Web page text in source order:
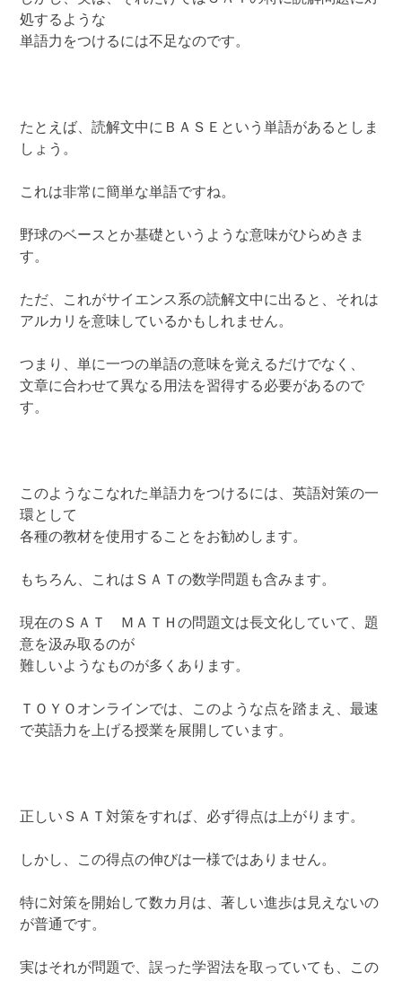
処するような
単語力をつけるには不足なのです。
たとえば、読解文中にＢＡＳＥという単語があるとしま
しょう。
これは非常に簡単な単語ですね。
野球のベースとか基礎というような意味がひらめきま
す。
ただ、これがサイエンス系の読解文中に出ると、それは
アルカリを意味しているかもしれません。
つまり、単に一つの単語の意味を覚えるだけでなく、
文章に合わせて異なる用法を習得する必要があるので
す。
このようなこなれた単語力をつけるには、英語対策の一
環として
各種の教材を使用することをお勧めします。
もちろん、これはＳＡＴの数学問題も含みます。
現在のＳＡＴ ＭＡＴＨの問題文は長文化していて、題
意を汲み取るのが
難しいようなものが多くあります。
ＴＯＹＯオンラインでは、このような点を踏まえ、最速
で英語力を上げる授業を展開しています。
正しいＳＡＴ対策をすれば、必ず得点は上がります。
しかし、この得点の伸びは一様ではありません。
特に対策を開始して数カ月は、著しい進歩は見えないの
が普通です。
実はそれが問題で、誤った学習法を取っていても、この